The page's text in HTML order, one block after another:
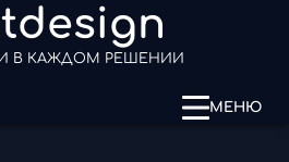
В КАЖДОМ РЕШЕНИИ
МЕНЮ